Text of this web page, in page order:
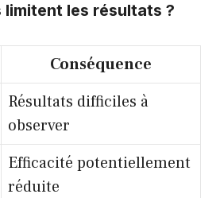
limitent les résultats ?
Conséquence
Résultats difficiles à
observer
Efficacité potentiellement
réduite